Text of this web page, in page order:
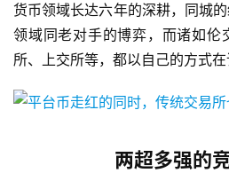
货币领域长达六年的深耕，同城
领域同老对手的博弈，而诸如伦
所、上交所等，都以自己的方式在
两超多强的